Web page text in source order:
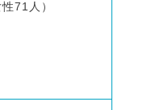
71人）